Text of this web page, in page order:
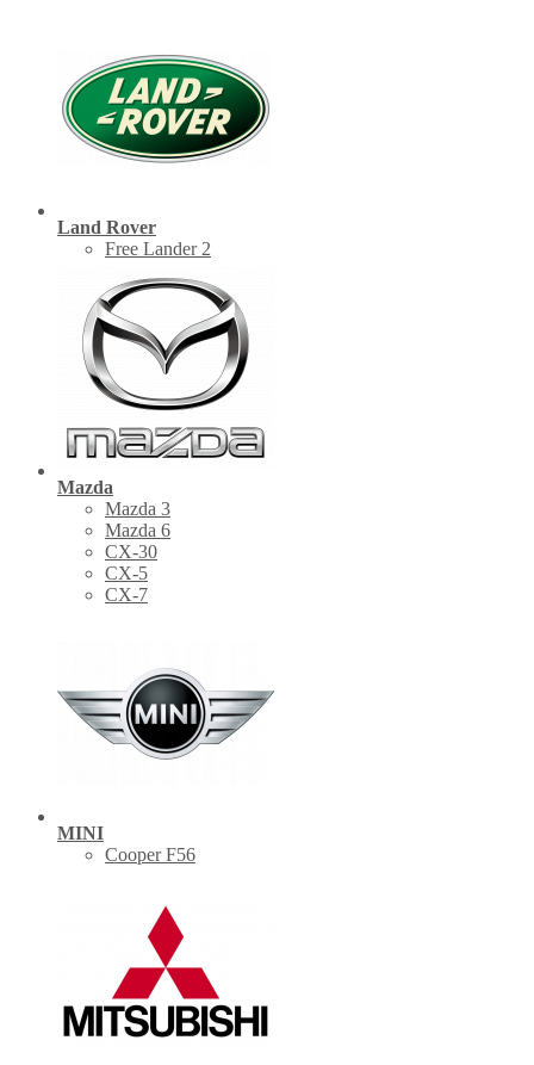
Land Rover
Free Lander 2
Mazda
Mazda 3
Mazda 6
CX-30
СХ-5
CX-7
MINI
Cooper F56